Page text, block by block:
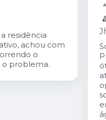
residência
achou com
o
o problema.